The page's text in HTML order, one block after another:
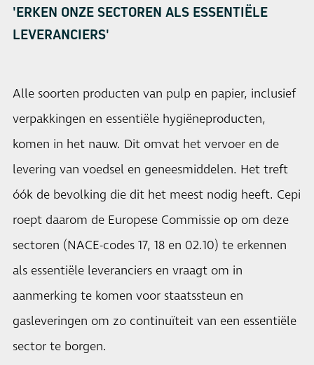
'ERKEN ONZE SECTOREN ALS ESSENTIËLE
LEVERANCIERS'
Alle soorten producten van pulp en papier, inclusief
verpakkingen en essentiële hygiëneproducten,
komen in het nauw. Dit omvat het vervoer en de
levering van voedsel en geneesmiddelen. Het treft
óók de bevolking die dit het meest nodig heeft. Cepi
roept daarom de Europese Commissie op om deze
sectoren (NACE-codes 17, 18 en 02.10) te erkennen
als essentiële leveranciers en vraagt om in
aanmerking te komen voor staatssteun en
gasleveringen om zo continuïteit van een essentiële
sector te borgen.